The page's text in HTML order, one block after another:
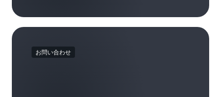
お問い合わせ